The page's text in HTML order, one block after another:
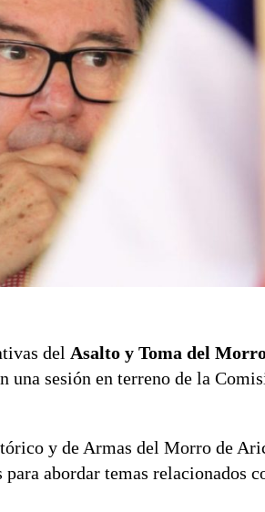
del Asalto y Toma del
una sesión en terreno de la
y de Armas del Morro de
abordar temas relacionados